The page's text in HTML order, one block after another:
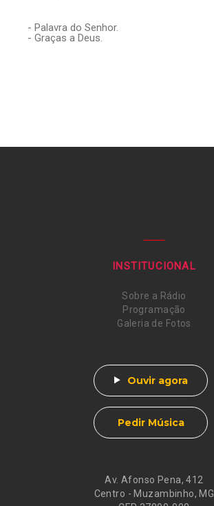
- Palavra do Senhor.
- Graças a Deus.
Av. Afonso Pena, 412
Centro - Muzambinho, MG
INSTITUCIONAL
Sobre a Rádio
Programação
Galeria de Fotos
Ouvir agora
Pedir Música